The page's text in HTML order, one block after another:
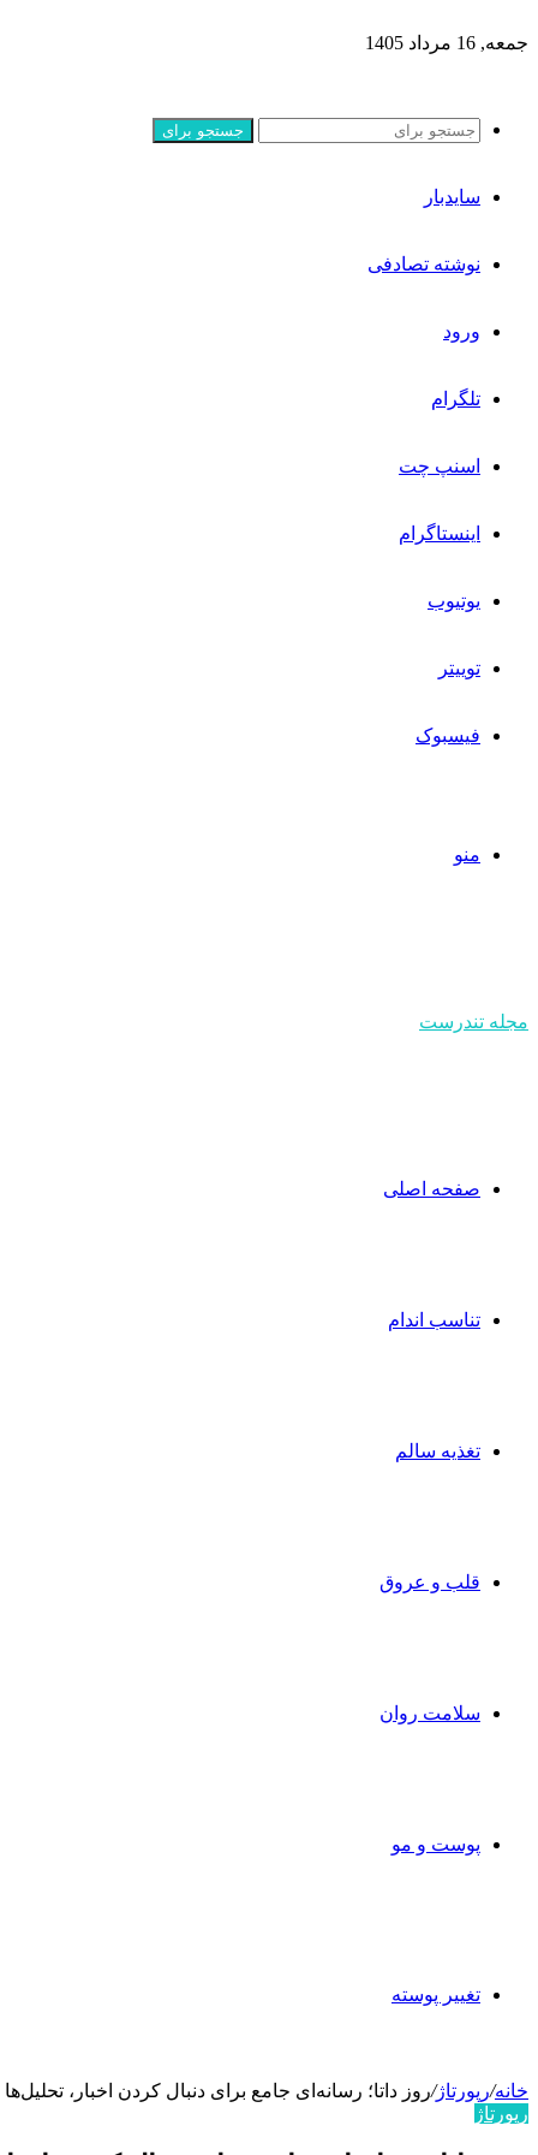
جمعه, 16 مرداد 1405
جستجو برای
سایدبار
نوشته تصادفی
ورود
تلگرام
اسنپ چت
اینستاگرام
یوتیوب
توییتر
فیسبوک
منو
مجله تندرست
صفحه اصلی
تناسب اندام
تغذیه سالم
قلب و عروق
سلامت روان
پوست و مو
تغییر پوسته
خانه/رپورتاژ/روز داتا؛ رسانه‌ای جامع برای دنبال کردن اخبار،
رپورتاژ